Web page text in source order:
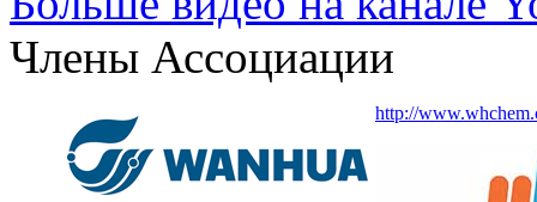
Члены Ассоциации
http://